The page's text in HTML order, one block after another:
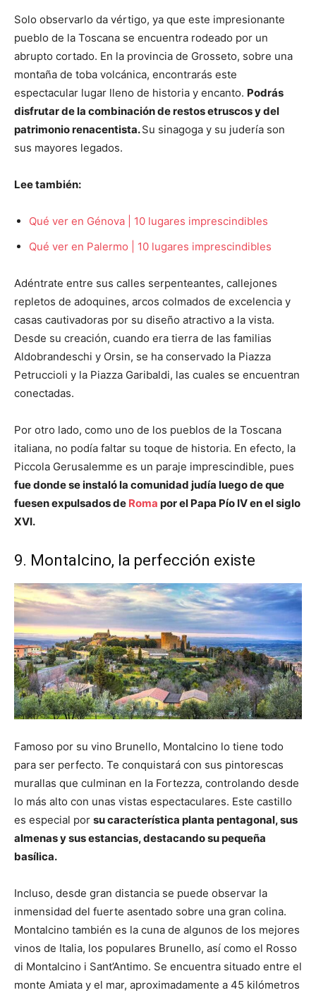
Solo observarlo da vértigo, ya que este impresionante
pueblo de la Toscana se encuentra rodeado por un
abrupto cortado. En la provincia de Grosseto, sobre una
montaña de toba volcánica, encontrarás este
espectacular lugar lleno de historia y encanto. Podrás
disfrutar de la combinación de restos etruscos y del
patrimonio renacentista.Su sinagoga y su judería son
sus mayores legados.
Lee también:
Qué ver en Génova | 10 lugares imprescindibles
Qué ver en Palermo | 10 lugares imprescindibles
Adéntrate entre sus calles serpenteantes, callejones
repletos de adoquines, arcos colmados de excelencia y
casas cautivadoras por su diseño atractivo a la vista.
Desde su creación, cuando era tierra de las familias
Aldobrandeschi y Orsin, se ha conservado la Piazza
Petruccioli y la Piazza Garibaldi, las cuales se encuentran
conectadas.
Por otro lado, como uno de los pueblos de la Toscana
italiana, no podía faltar su toque de historia. En efecto, la
Piccola Gerusalemme es un paraje imprescindible, pues
fue donde se instaló la comunidad judía luego de que
fuesen expulsados de Roma por el Papa Pío IV en el siglo
XVI.
9. Montalcino, la perfección existe
Famoso por su vino Brunello, Montalcino lo tiene todo
para ser perfecto. Te conquistará con sus pintorescas
murallas que culminan en la Fortezza, controlando desde
lo más alto con unas vistas espectaculares. Este castillo
es especial por su característica planta pentagonal, sus
almenas y sus estancias, destacando su pequeña
basílica.
Incluso, desde gran distancia se puede observar la
inmensidad del fuerte asentado sobre una gran colina.
Montalcino también es la cuna de algunos de los mejores
vinos de Italia, los populares Brunello, así como el Rosso
di Montalcino i Sant’Antimo. Se encuentra situado entre el
monte Amiata y el mar, aproximadamente a 45 kilómetros